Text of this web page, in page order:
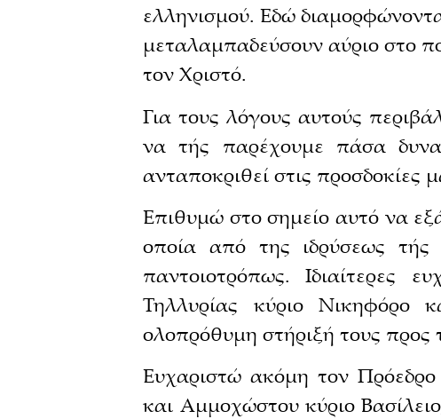
ελληνισμού. Εδώ
μεταλαμπαδεύσουν αύριο στο
τον Χριστό.
Για τους λόγους αυτούς
να τής παρέχουμε πάσα
ανταποκριθεί στις
Επιθυμώ στο σημείο αυτό να
οποία από της ιδρύσεως τής
παντοιοτρόπως. Ιδιαίτερες
Τηλλυρίας κύριο
ολοπρόθυμη στήριξή τους προς
Ευχαριστώ ακόμη τον
και Αμμοχώστου κύριο